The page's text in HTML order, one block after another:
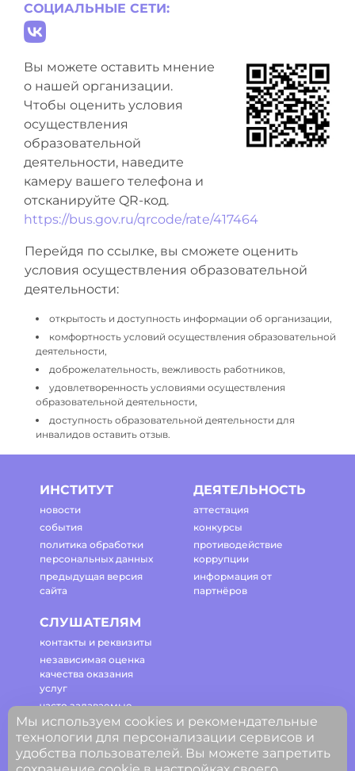
СОЦИАЛЬНЫЕ СЕТИ:
Вы можете оставить мнение
о нашей организации.
Чтобы оценить условия
осуществления
образовательной
деятельности, наведите
камеру вашего телефона и
отсканируйте QR-код.
https://bus.gov.ru/qrcode/rate/417464
Перейдя по ссылке, вы сможете оценить
условия осуществления образовательной
деятельности:
открытость и доступность информации об организации,
комфортность условий осуществления образовательной
деятельности,
доброжелательность, вежливость работников,
удовлетворенность условиями осуществления
образовательной деятельности,
доступность образовательной деятельности для
инвалидов оставить отзыв.
ИНСТИТУТ
новости
события
политика обработки
персональных данных
предыдущая версия
сайта
ДЕЯТЕЛЬНОСТЬ
аттестация
конкурсы
противодействие
коррупции
информация от
партнёров
СЛУШАТЕЛЯМ
контакты и реквизиты
независимая оценка
качества оказания
услуг
часто задаваемые
вопросы
регламент работы
сайта
Мы используем cookies и рекомендательные
технологии для персонализации сервисов и
удобства пользователей. Вы можете запретить